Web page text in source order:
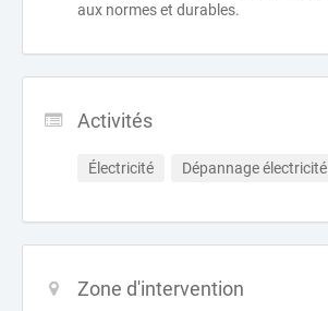
aux normes et durables.
Activités
Électricité Dépannage électricité
Zone d'intervention